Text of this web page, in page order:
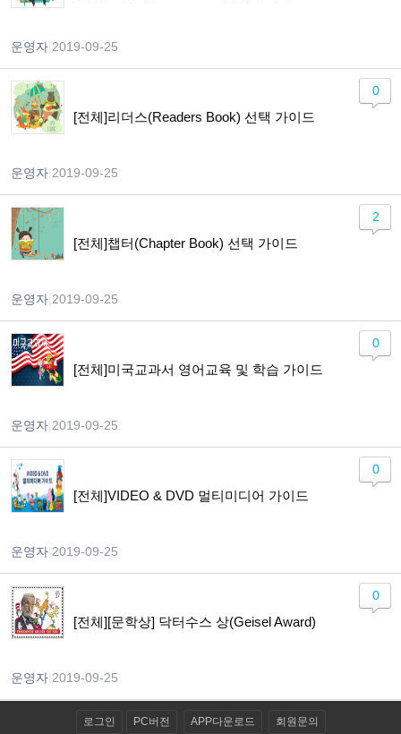
운영자 2019-09-25
[전체]리더스(Readers Book) 선택 가이드
운영자 2019-09-25
0
[전체]챕터(Chapter Book) 선택 가이드
운영자 2019-09-25
2
[전체]미국교과서 영어교육 및 학습 가이드
운영자 2019-09-25
0
[전체]VIDEO & DVD 멀티미디어 가이드
운영자 2019-09-25
0
[전체][문학상] 닥터수스 상(Geisel Award)
운영자 2019-09-25
0
로그인 PC버전 APP다운로드 회원문의